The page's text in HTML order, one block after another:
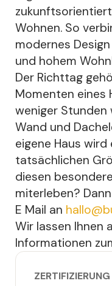
Wohnen. So
modernes
und hohem
Der Richttag
Momenten eines
weniger
Wand und
eigene Haus
tatsächlichen
diesen
miterleben?
E Mail an
Wir lassen Ihnen
Informationen
ZERTIFIZIERUNG